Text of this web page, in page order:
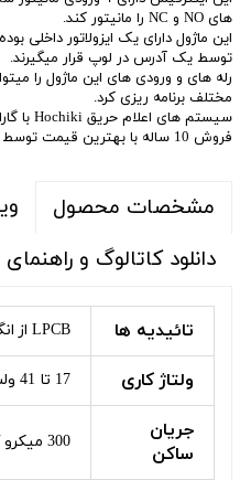
های NO و NC را مانیتور کند.
این ماژول دارای یک ایزولاتور داخلی
توسط یک آدرس در لوپ قرار میگیرند.
رله های و ورودی های این ماژول را
مختلف برنامه ریزی کرد.
فروش 10 ساله با بهترین قیمت توسط شرکت ما قابل تامین میباشند.
مشخصات محصول
دانلود کاتالوگ و
تائیدیه ها LPCB از انگلستان
ولتاژ کاری 17 تا 41 ولت DC
جریان
ساکن
300 میکرو آمپر